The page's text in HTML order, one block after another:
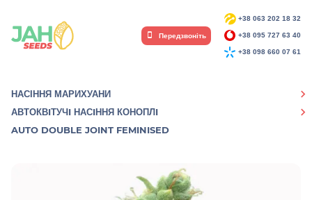
+38 063 202 18 32
+38 095 727 63 40
+38 098 660 07 61
Передзвоніть
НАСІННЯ МАРИХУАНИ
АВТОКВIТУЧI НАСIННЯ КОНОПЛI
AUTO DOUBLE JOINT FEMINISED